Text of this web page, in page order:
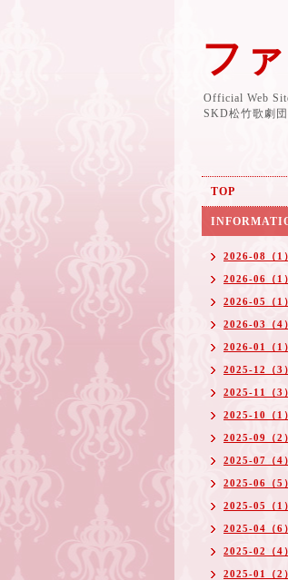
フ
Official Web
SKD松竹歌劇
TOP
2026-08（1）
2026-06（1）
2026-05（1）
2026-03（4）
2026-01（1）
2025-12（3）
2025-11（3）
2025-10（1）
2025-09（2）
2025-07（4）
2025-06（5）
2025-05（1）
2025-04（6）
2025-02（4）
2025-01（2）